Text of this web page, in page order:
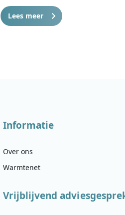
Lees meer
Informatie
Over ons
Warmtenet
Vrijblijvend